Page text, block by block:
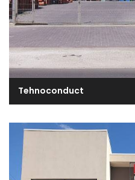
Tehnoconduct